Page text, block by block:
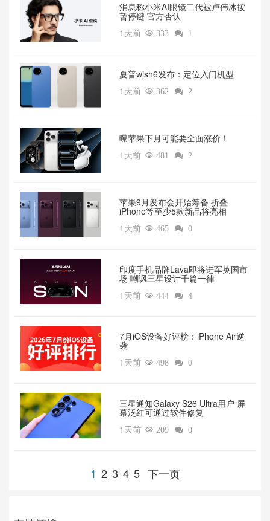
消息称小米AI眼镜二代被卢伟冰按
暂停键 官方否认
1天前  333  1
夏普wish6发布：定位入门机型
1天前  362  2
曝苹果下月可能要全面涨价！
1天前  481  2
苹果9月发布会开始筹备 折叠
iPhone等至少5款新品将亮相
1天前  465  0
印度手机品牌Lava即将进军英国市
场 嘲讽三星设计千篇一律
1天前  444  4
7月iOS设备好评榜：iPhone Air逆
袭
1天前  498  0
三星通知Galaxy S26 Ultra用户 屏
幕泛红可通过软件修复
1天前  209  0
1 2 3 4 5 下一页